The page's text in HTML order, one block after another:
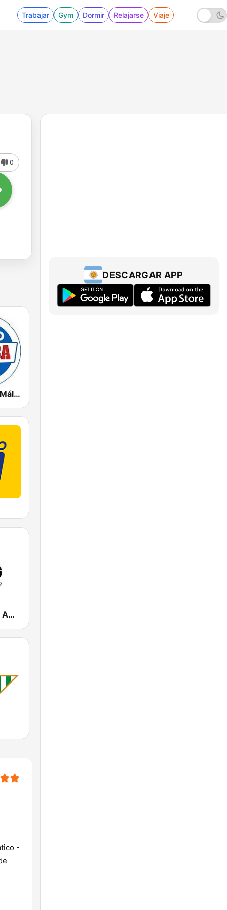
Trabajar Gym Dormir Relajarse Viaje
0
Radio Marca Málaga
Somos Radio AM 530
-
DESCARGAR APP